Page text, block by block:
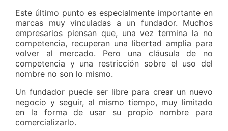
Este último punto es especialmente importante en
marcas muy vinculadas a un fundador. Muchos
empresarios piensan que, una vez termina la no
competencia, recuperan una libertad amplia para
volver al mercado. Pero una cláusula de no
competencia y una restricción sobre el uso del
nombre no son lo mismo.
Un fundador puede ser libre para crear un nuevo
negocio y seguir, al mismo tiempo, muy limitado
en la forma de usar su propio nombre para
comercializarlo.